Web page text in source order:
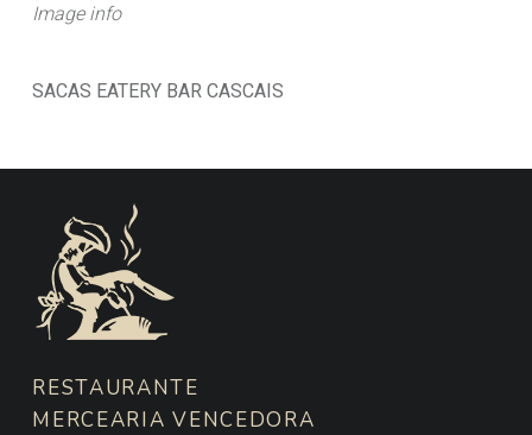
Image info
SACAS EATERY BAR CASCAIS
FOOTER SIDEBAR
RESTAURANTE
MERCEARIA VENCEDORA